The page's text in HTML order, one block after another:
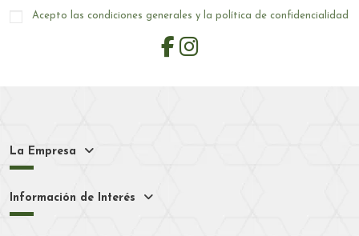
Acepto las condiciones generales y la política de confidencialidad
La Empresa
Información de Interés